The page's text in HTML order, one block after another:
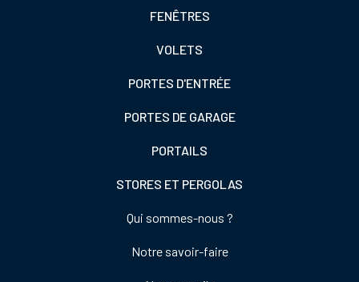
FENÊTRES
VOLETS
PORTES D'ENTRÉE
PORTES DE GARAGE
PORTAILS
STORES ET PERGOLAS
Qui sommes-nous ?
Notre savoir-faire